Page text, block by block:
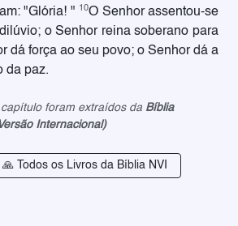
"Glória! " 10O Senhor assentou-se
o Senhor reina soberano para
dá força ao seu povo; o Senhor dá a
da paz.
foram extraídos da Bíblia
Internacional)
🙏 Todos os Livros da Bíblia NVI